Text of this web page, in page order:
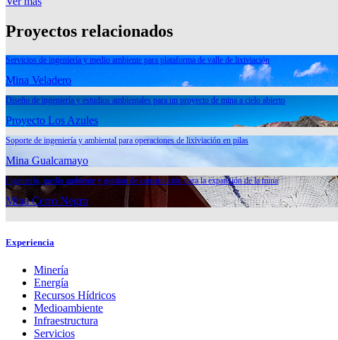
Proyectos relacionados
Servicios de ingeniería y medio ambiente para plataforma de valle de lixiviación
Mina Veladero
Diseño de ingeniería y estudios ambientales para un proyecto de mina a cielo abierto
Proyecto Los Azules
Soporte de ingeniería y ambiental para operaciones de lixiviación en pilas
Mina Gualcamayo
Ingeniería, medio ambiente y gestión de construcción para la expansión de la mina
Mina Cerro Negro
Experiencia
Minería
Energía
Recursos Hídricos
Medioambiente
Infraestructura
Servicios